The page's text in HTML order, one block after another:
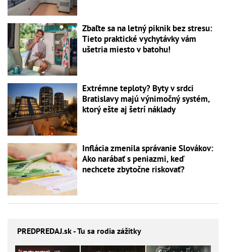
Zbaľte sa na letný piknik bez stresu:
Tieto praktické vychytávky vám
ušetria miesto v batohu!
Extrémne teploty? Byty v srdci
Bratislavy majú výnimočný systém,
ktorý ešte aj šetrí náklady
Inflácia zmenila správanie Slovákov:
Ako narábať s peniazmi, keď
nechcete zbytočne riskovať?
PREDPREDAJ.sk - Tu sa rodia zážitky